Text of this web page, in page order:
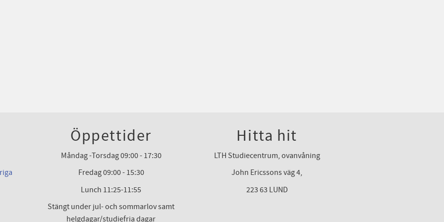
Öppettider
Måndag -Torsdag 09:00 - 17:30
Fredag 09:00 - 15:30
Lunch 11:25-11:55
Stängt under jul- och sommarlov samt
helgdagar/studiefria dagar
Hitta hit
LTH Studiecentrum, ovanvåning
John Ericssons väg 4,
223 63 LUND